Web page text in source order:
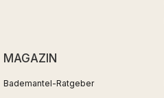
MAGAZIN
Bademantel-Ratgeber